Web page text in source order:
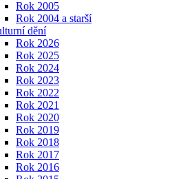
Rok 2005
Rok 2004 a starší
dění
Rok 2026
Rok 2025
Rok 2024
Rok 2023
Rok 2022
Rok 2021
Rok 2020
Rok 2019
Rok 2018
Rok 2017
Rok 2016